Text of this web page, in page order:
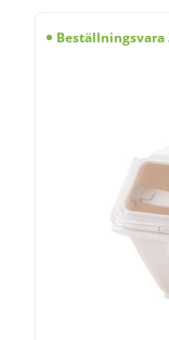
Beställningsvara